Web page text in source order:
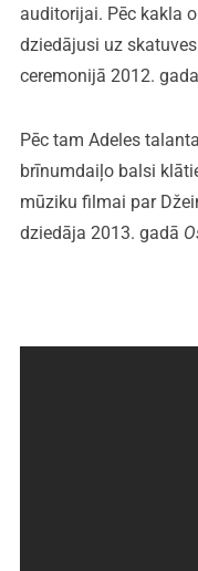
auditorijai. Pēc kakla
dziedājusi uz
ceremonijā 2012.
Pēc tam Adeles
brīnumdaiļo balsi
mūziku filmai par
dziedāja 2013. gadā